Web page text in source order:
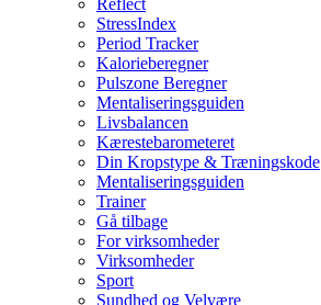
Reflect
StressIndex
Period Tracker
Kalorieberegner
Pulszone Beregner
Mentaliseringsguiden
Livsbalancen
Kærestebarometeret
Din Kropstype & Træningskode
Mentaliseringsguiden
Trainer
Gå tilbage
For virksomheder
Virksomheder
Sport
Sundhed og Velvære